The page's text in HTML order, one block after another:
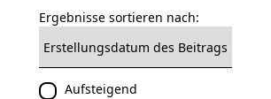
Ergebnisse sortieren nach:
Aufsteigend